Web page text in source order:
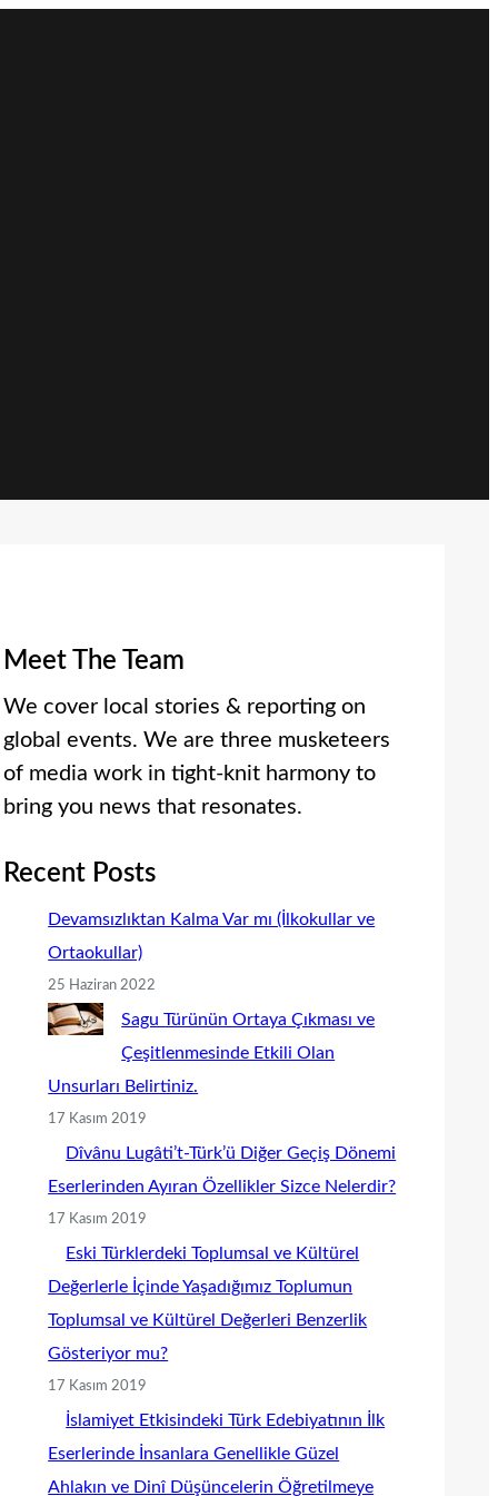
Meet The Team
We cover local stories & reporting on
global events. We are three musketeers
of media work in tight-knit harmony to
bring you news that resonates.
Recent Posts
Devamsızlıktan Kalma Var mı (İlkokullar ve
Ortaokullar)
25 Haziran 2022
Sagu Türünün Ortaya Çıkması ve
Çeşitlenmesinde Etkili Olan
Unsurları Belirtiniz.
17 Kasım 2019
Dîvânu Lugâti’t-Türk’ü Diğer Geçiş Dönemi
Eserlerinden Ayıran Özellikler Sizce Nelerdir?
17 Kasım 2019
Eski Türklerdeki Toplumsal ve Kültürel
Değerlerle İçinde Yaşadığımız Toplumun
Toplumsal ve Kültürel Değerleri Benzerlik
Gösteriyor mu?
17 Kasım 2019
İslamiyet Etkisindeki Türk Edebiyatının İlk
Eserlerinde İnsanlara Genellikle Güzel
Ahlakın ve Dinî Düşüncelerin Öğretilmeye